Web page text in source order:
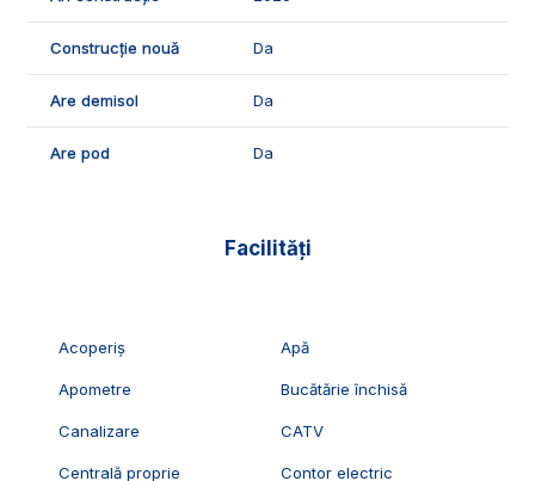
Construcție nouă Da
Are demisol Da
Are pod Da
Facilități
Acoperiș Apă
Apometre Bucătărie închisă
Canalizare CATV
Centrală proprie Contor electric